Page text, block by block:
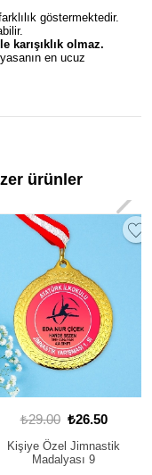
göstermektedir.
karışıklık olmaz.
en ucuz
ürünler
₺29.00 ₺26.50
Kişiye Özel Jimnastik
Madalyası 9